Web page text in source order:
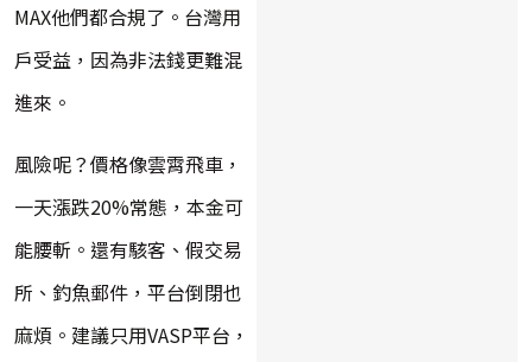
MAX他們都合規了。台灣用
戶受益，因為非法錢更難混
進來。
風險呢？價格像雲霄飛車，
一天漲跌20%常態，本金可
能腰斬。還有駭客、假交易
所、釣魚郵件，平台倒閉也
麻煩。建議只用VASP平台，